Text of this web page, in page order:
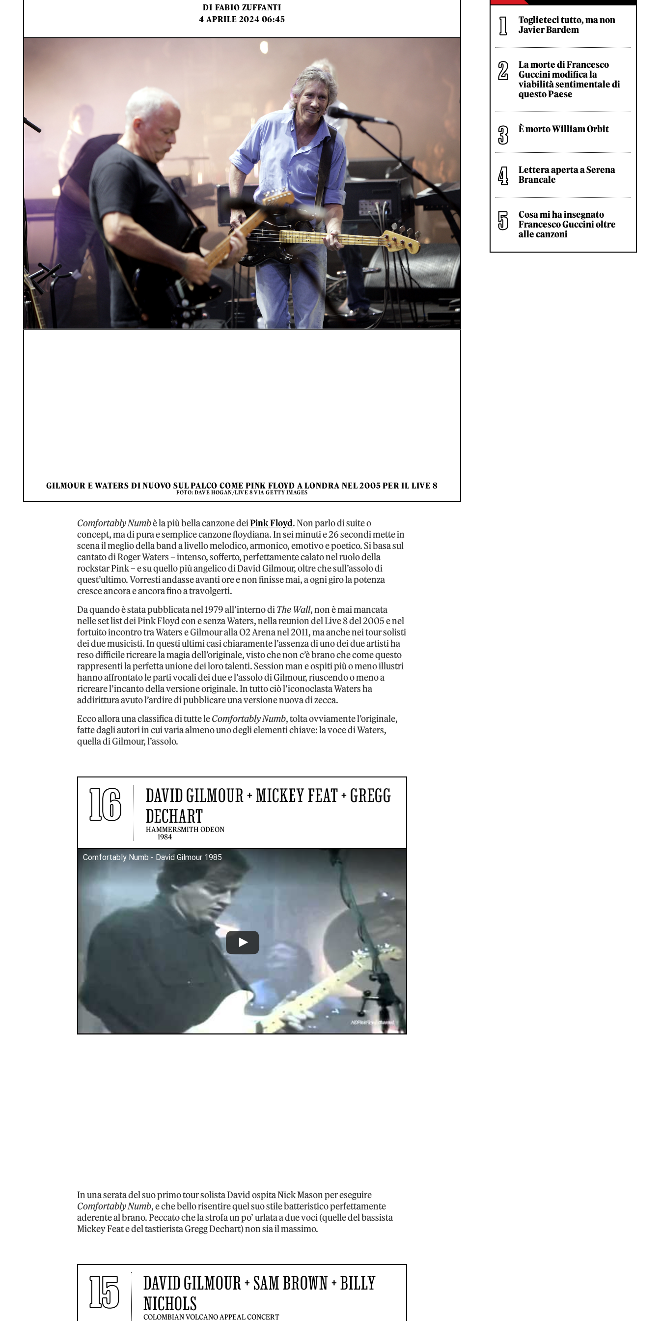
DI FABIO ZUFFANTI
4 APRILE 2024 06:45
GILMOUR E WATERS DI NUOVO SUL PALCO COME PINK FLOYD A LONDRA NEL 2005 PER IL LIVE 8
FOTO: DAVE HOGAN/LIVE 8 VIA GETTY IMAGES
Comfortably Numbè la più bella canzone deiPink Floyd. Non parlo di suite o
concept, ma di pura e semplice canzone floydiana. In sei minuti e 26 secondi mette in
scena il meglio della band a livello melodico, armonico, emotivo e poetico. Si basa sul
cantato di Roger Waters – intenso, sofferto, perfettamente calato nel ruolo della
rockstar Pink – e su quello più angelico di David Gilmour, oltre che sull’assolo di
quest’ultimo. Vorresti andasse avanti ore e non finisse mai, a ogni giro la potenza
cresce ancora e ancora fino a travolgerti.
Da quando è stata pubblicata nel 1979 all’interno diThe Wall, non è mai mancata
nelle set list dei Pink Floyd con e senza Waters, nella reunion del Live 8 del 2005 e nel
fortuito incontro tra Waters e Gilmour alla O2 Arena nel 2011, ma anche nei tour solisti
dei due musicisti. In questi ultimi casi chiaramente l’assenza di uno dei due artisti ha
reso difficile ricreare la magia dell’originale, visto che non c’è brano che come questo
rappresenti la perfetta unione dei loro talenti. Session man e ospiti più o meno illustri
hanno affrontato le parti vocali dei due e l’assolo di Gilmour, riuscendo o meno a
ricreare l’incanto della versione originale. In tutto ciò l’iconoclasta Waters ha
addirittura avuto l’ardire di pubblicare una versione nuova di zecca.
Ecco allora una classifica di tutte leComfortably Numb, tolta ovviamente l’originale,
fatte dagli autori in cui varia almeno uno degli elementi chiave: la voce di Waters,
quella di Gilmour, l’assolo.
16
DAVID GILMOUR + MICKEY FEAT + GREGG
DECHART
HAMMERSMITH ODEON
1984
Comfortably Numb - David Gilmour 1985
In una serata del suo primo tour solista David ospita Nick Mason per eseguire
Comfortably Numb, e che bello risentire quel suo stile batteristico perfettamente
aderente al brano. Peccato che la strofa un po’ urlata a due voci (quelle del bassista
Mickey Feat e del tastierista Gregg Dechart) non sia il massimo.
15
DAVID GILMOUR + SAM BROWN + BILLY
NICHOLS
COLOMBIAN VOLCANO APPEAL CONCERT
Toglieteci tutto, ma non
Javier Bardem
La morte di Francesco
Guccini modifica la
viabilità sentimentale di
questo Paese
È morto William Orbit
Lettera aperta a Serena
Brancale
Cosa mi ha insegnato
Francesco Guccini oltre
alle canzoni